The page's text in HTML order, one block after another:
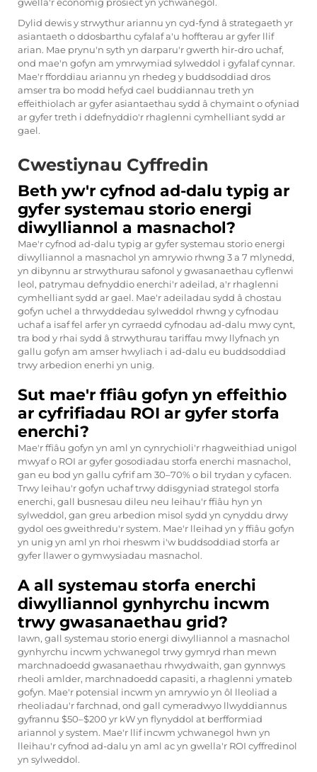
Dylid dewis y strwythur ariannu yn cyd-fynd â strategaeth yr
asiantaeth o ddosbarthu cyfalaf a'u hoffterau ar gyfer llif
arian. Mae prynu'n syth yn darparu'r gwerth hir-dro uchaf,
ond mae'n gofyn am ymrwymiad sylweddol i gyfalaf cynnar.
Mae'r fforddiau ariannu yn rhedeg y buddsoddiad dros
amser tra bo modd hefyd cael buddiannau treth yn
effeithiolach ar gyfer asiantaethau sydd â chymaint o ofyniad
ar gyfer treth i ddefnyddio'r rhaglenni cymhelliant sydd ar
gael.
Cwestiynau Cyffredin
Beth yw'r cyfnod ad-dalu typig ar
gyfer systemau storio energi
diwylliannol a masnachol?
Mae'r cyfnod ad-dalu typig ar gyfer systemau storio energi
diwylliannol a masnachol yn amrywio rhwng 3 a 7 mlynedd,
yn dibynnu ar strwythurau safonol y gwasanaethau cyflenwi
leol, patrymau defnyddio enerchi'r adeilad, a'r rhaglenni
cymhelliant sydd ar gael. Mae'r adeiladau sydd â chostau
gofyn uchel a thrwyddedau sylweddol rhwng y cyfnodau
uchaf a isaf fel arfer yn cyrraedd cyfnodau ad-dalu mwy cynt,
tra bod y rhai sydd â strwythurau tariffau mwy llyfnach yn
gallu gofyn am amser hwyliach i ad-dalu eu buddsoddiad
trwy arbedion enerhi yn unig.
Sut mae'r ffiâu gofyn yn effeithio
ar cyfrifiadau ROI ar gyfer storfa
enerchi?
Mae'r ffiâu gofyn yn aml yn cynrychioli'r rhagweithiad unigol
mwyaf o ROI ar gyfer gosodiadau storfa enerchi masnachol,
gan eu bod yn gallu cyfrif am 30–70% o bil trydan y cyfacen.
Trwy leihau'r gofyn uchaf trwy ddisgyniad strategol storfa
enerchi, gall busnesau dileu neu leihau'r ffiâu hyn yn
sylweddol, gan greu arbedion misol sydd yn cynyddu drwy
gydol oes gweithredu'r system. Mae'r lleihad yn y ffiâu gofyn
yn unig yn aml yn rhoi rheswm i'w buddsoddiad storfa ar
gyfer llawer o gymwysiadau masnachol.
A all systemau storfa enerchi
diwylliannol gynhyrchu incwm
trwy gwasanaethau grid?
Iawn, gall systemau storio energi diwylliannol a masnachol
gynhyrchu incwm ychwanegol trwy gymryd rhan mewn
marchnadoedd gwasanaethau rhwydwaith, gan gynnwys
rheoli amlder, marchnadoedd capasiti, a rhaglenni ymateb
gofyn. Mae'r potensial incwm yn amrywio yn ôl lleoliad a
rheoliadau'r farchnad, ond gall cymeradwyo llwyddiannus
gyfrannu $50–$200 yr kW yn flynyddol at berfformiad
ariannol y system. Mae'r llif incwm ychwanegol hwn yn
lleihau'r cyfnod ad-dalu yn aml ac yn gwella'r ROI cyffredinol
yn sylweddol.